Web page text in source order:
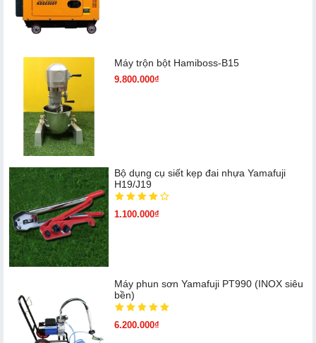
Máy trộn bột Hamiboss-B15
9.800.000₫
Bộ dụng cụ siết kẹp đai nhựa Yamafuji
H19/J19
1.100.000₫
Máy phun sơn Yamafuji PT990 (INOX siêu
bền)
6.200.000₫